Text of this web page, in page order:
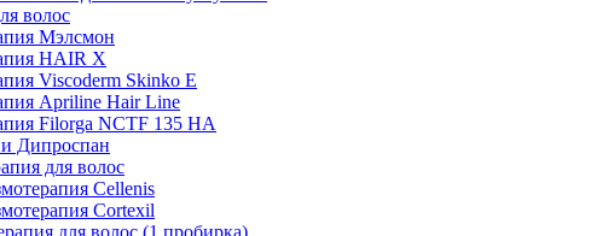
волос
Мэлсмон
HAIR X
Viscoderm Skinko E
Apriline Hair Line
Filorga NCTF 135 HA
Дипроспан
для волос
Cellenis
Cortexil
для волос (1 пробирка)